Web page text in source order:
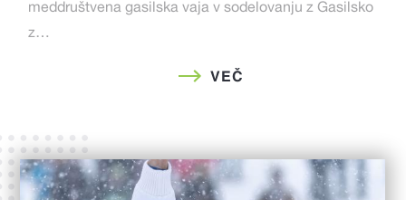
meddruštvena gasilska vaja v sodelovanju z Gasilsko
z…
VEČ